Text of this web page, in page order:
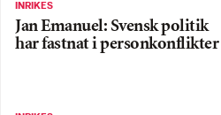
INRIKES
Jan Emanuel: Svensk politik
har fastnat i personkonflikter